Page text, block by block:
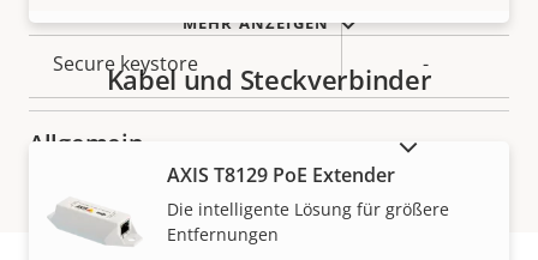
Secure keystore -
Allgemein
Eigentumsbeschreibung Eigentumswert
Remote-Fokus Ja
MEHR ANZEIGEN
Kabel und Steckverbinder
AXIS T8129 PoE Extender
Die intelligente Lösung für größere
Entfernungen
AUSLAUFPRODUKTE ANZEIGEN